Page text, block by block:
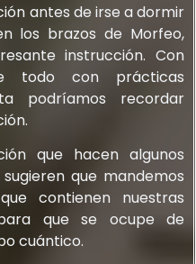
antes de irse a dormir
los brazos de Morfeo,
instrucción. Con
todo con prácticas
podríamos recordar
que hacen algunos
que mandemos
contienen nuestras
que se ocupe de
cuántico.